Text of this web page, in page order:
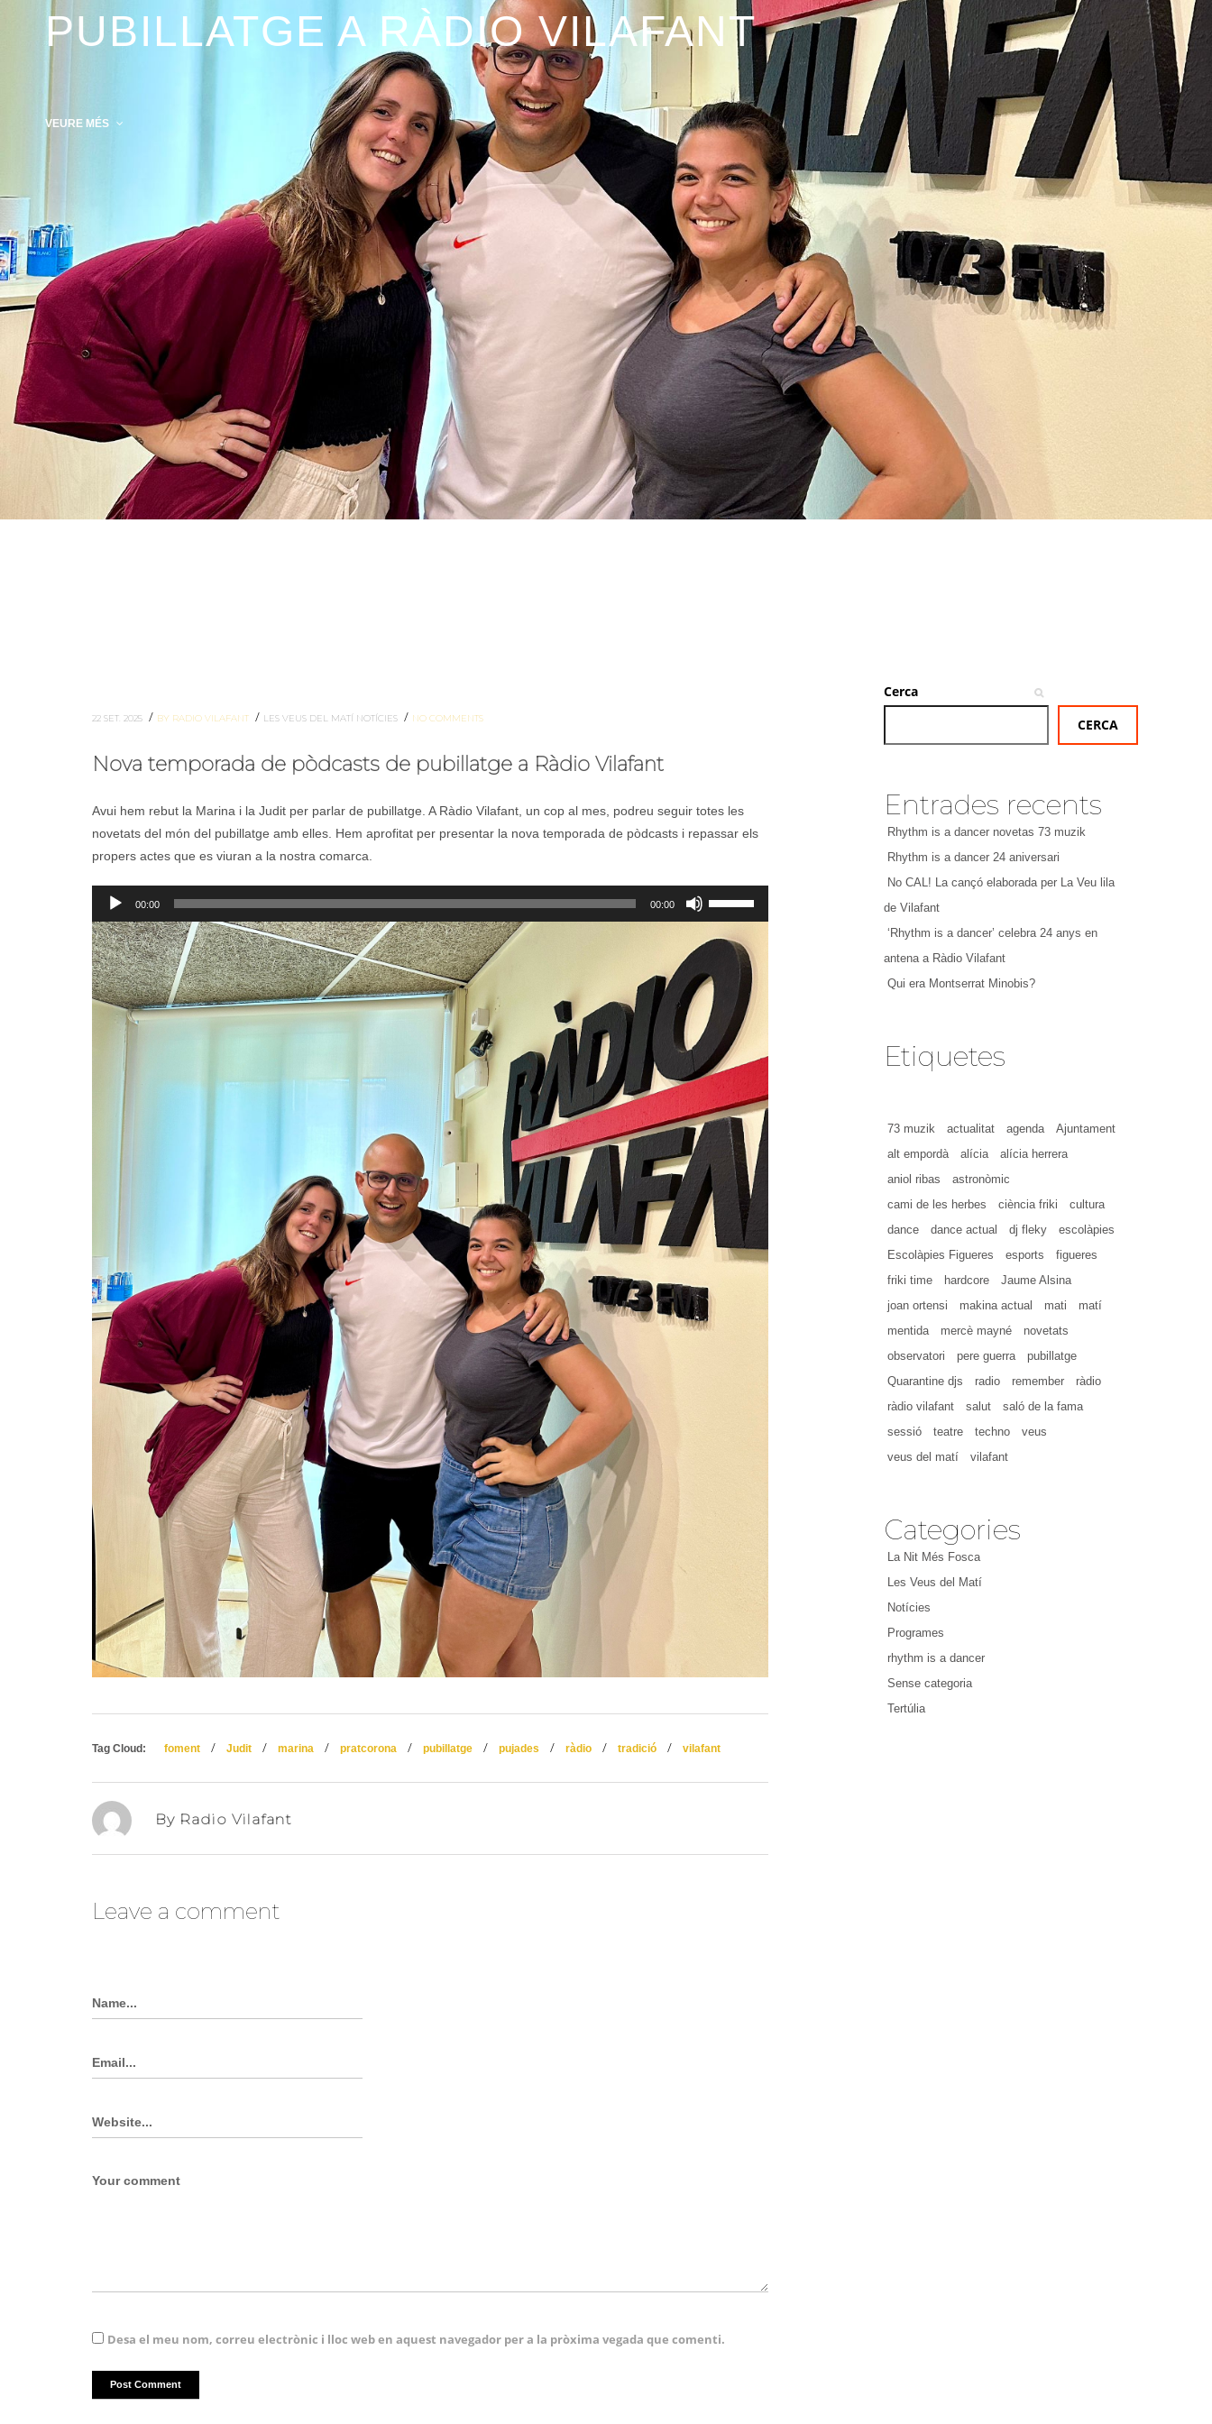
PUBILLATGE A RÀDIO VILAFANT
VEURE MÉS
22 SET. 2025 / BY RADIO VILAFANT / LES VEUS DEL MATÍ NOTÍCIES / NO COMMENTS
Nova temporada de pòdcasts de pubillatge a Ràdio Vilafant
Avui hem rebut la Marina i la Judit per parlar de pubillatge. A Ràdio Vilafant, un cop al mes, podreu seguir totes les
novetats del món del pubillatge amb elles. Hem aprofitat per presentar la nova temporada de pòdcasts i repassar els
propers actes que es viuran a la nostra comarca.
Reproductor
d'àudio
00:00 00:00
tecles
fletxa
cap
amunt/cap
avall
per
a
incrementar
o
disminuir
volum.
Tag Cloud: foment / Judit / marina / pratcorona / pubillatge / pujades / ràdio / tradició / vilafant
By Radio Vilafant
Leave a comment
Desa el meu nom, correu electrònic i lloc web en aquest navegador per a la pròxima vegada que comenti.
Cerca
CERCA
Entrades recents
Rhythm is a dancer novetas 73 muzik
Rhythm is a dancer 24 aniversari
No CAL! La cançó elaborada per La Veu lila
de Vilafant
‘Rhythm is a dancer’ celebra 24 anys en
antena a Ràdio Vilafant
Qui era Montserrat Minobis?
Etiquetes
73 muzik actualitat agenda
Ajuntament
alt empordà
alícia
alícia herrera
aniol ribas
astronòmic
cami de les herbes
ciència friki
cultura
dance
dance actual dj fleky
escolàpies
Escolàpies Figueres
esports
figueres
friki time
hardcore
Jaume Alsina
joan ortensi
makina actual mati
matí
mentida
mercè mayné
novetats
observatori
pere guerra
pubillatge
Quarantine djs
radio remember
ràdio
ràdio vilafant
salut
saló de la fama
sessió
teatre techno
veus
veus del matí
vilafant
Categories
La Nit Més Fosca
Les Veus del Matí
Notícies
Programes
rhythm is a dancer
Sense categoria
Tertúlia